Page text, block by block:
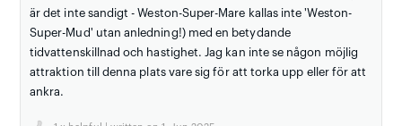
är det inte sandigt - Weston-Super-Mare kallas inte 'Weston-
Super-Mud' utan anledning!) med en betydande
tidvattenskillnad och hastighet. Jag kan inte se någon möjlig
attraktion till denna plats vare sig för att torka upp eller för att
ankra.